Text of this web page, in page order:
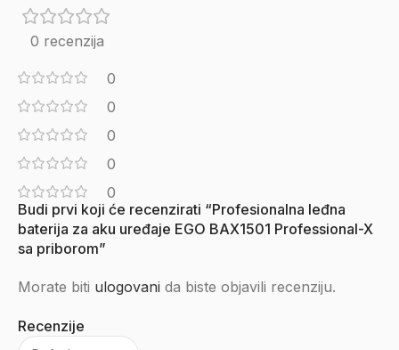
0 recenzija
0
0
0
0
0
Recenzije
Budi prvi koji će recenzirati “Profesionalna leđna
baterija za aku uređaje EGO BAX1501 Professional-X
sa priborom”
Morate biti ulogovani da biste objavili recenziju.